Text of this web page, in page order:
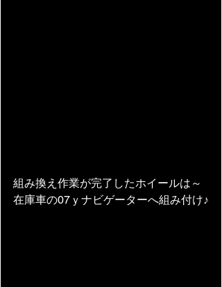
組み換え作業が完了したホイールは～
在庫車の07ｙナビゲーターへ組み付け♪